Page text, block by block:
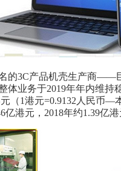
的3C产品机壳生产商——
体业务于2019年年内维持
（1港元=0.9132人民币—
亿港元，2018年约1.39亿港